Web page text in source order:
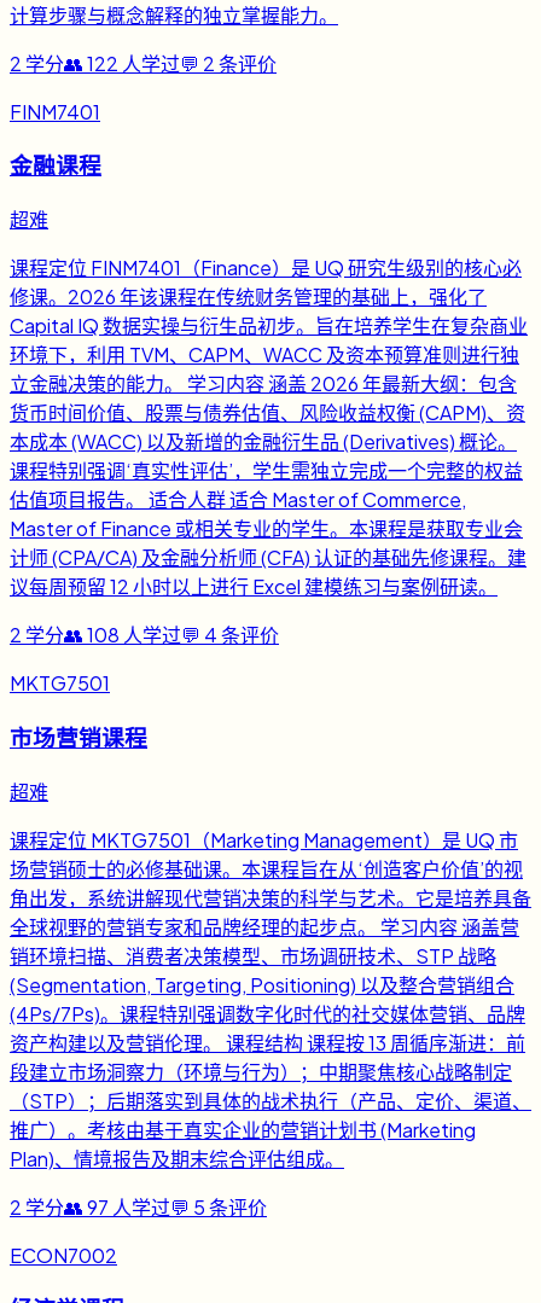
计算步骤与概念解释的独立掌握能力。
2 学分👥122 人学过💬 2条评价
FINM7401
金融课程
超难
课程定位 FINM7401（Finance）是 UQ 研究生级别的核心必
修课。2026 年该课程在传统财务管理的基础上，强化了
Capital IQ 数据实操与衍生品初步。旨在培养学生在复杂商业
环境下，利用 TVM、CAPM、WACC 及资本预算准则进行独
立金融决策的能力。 学习内容 涵盖 2026 年最新大纲：包含
货币时间价值、股票与债券估值、风险收益权衡 (CAPM)、资
本成本 (WACC) 以及新增的金融衍生品 (Derivatives) 概论。
课程特别强调‘真实性评估’，学生需独立完成一个完整的权益
估值项目报告。 适合人群 适合 Master of Commerce,
Master of Finance 或相关专业的学生。本课程是获取专业会
计师 (CPA/CA) 及金融分析师 (CFA) 认证的基础先修课程。建
议每周预留 12 小时以上进行 Excel 建模练习与案例研读。
2 学分👥108 人学过💬 4条评价
MKTG7501
市场营销课程
超难
课程定位 MKTG7501（Marketing Management）是 UQ 市
场营销硕士的必修基础课。本课程旨在从‘创造客户价值’的视
角出发，系统讲解现代营销决策的科学与艺术。它是培养具备
全球视野的营销专家和品牌经理的起步点。 学习内容 涵盖营
销环境扫描、消费者决策模型、市场调研技术、STP 战略
(Segmentation, Targeting, Positioning) 以及整合营销组合
(4Ps/7Ps)。课程特别强调数字化时代的社交媒体营销、品牌
资产构建以及营销伦理。 课程结构 课程按 13 周循序渐进：前
段建立市场洞察力（环境与行为）；中期聚焦核心战略制定
（STP）；后期落实到具体的战术执行（产品、定价、渠道、
推广）。考核由基于真实企业的营销计划书 (Marketing
Plan)、情境报告及期末综合评估组成。
2 学分👥97 人学过💬 5条评价
ECON7002